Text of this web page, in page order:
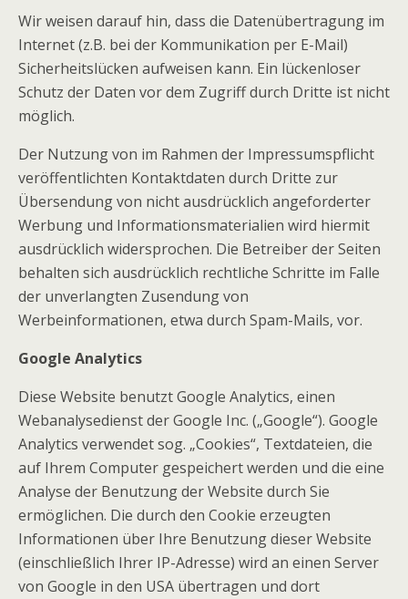
Wir weisen darauf hin, dass die Datenübertragung im
Internet (z.B. bei der Kommunikation per E-Mail)
Sicherheitslücken aufweisen kann. Ein lückenloser
Schutz der Daten vor dem Zugriff durch Dritte ist nicht
möglich.
Der Nutzung von im Rahmen der Impressumspflicht
veröffentlichten Kontaktdaten durch Dritte zur
Übersendung von nicht ausdrücklich angeforderter
Werbung und Informationsmaterialien wird hiermit
ausdrücklich widersprochen. Die Betreiber der Seiten
behalten sich ausdrücklich rechtliche Schritte im Falle
der unverlangten Zusendung von
Werbeinformationen, etwa durch Spam-Mails, vor.
Google Analytics
Diese Website benutzt Google Analytics, einen
Webanalysedienst der Google Inc. („Google“). Google
Analytics verwendet sog. „Cookies“, Textdateien, die
auf Ihrem Computer gespeichert werden und die eine
Analyse der Benutzung der Website durch Sie
ermöglichen. Die durch den Cookie erzeugten
Informationen über Ihre Benutzung dieser Website
(einschließlich Ihrer IP-Adresse) wird an einen Server
von Google in den USA übertragen und dort